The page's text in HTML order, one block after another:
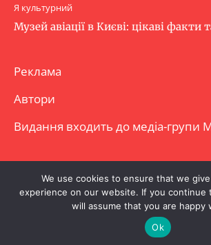
Я культурний
Музей авіації в Києві: цікаві факти
Реклама
Автори
Видання входить до медіа-групи
Copyright © Повне використання
заборонено. Частково можна з
We use cookies to ensure that we
experience on our website. If you continue
will assume that you are happy
Ok